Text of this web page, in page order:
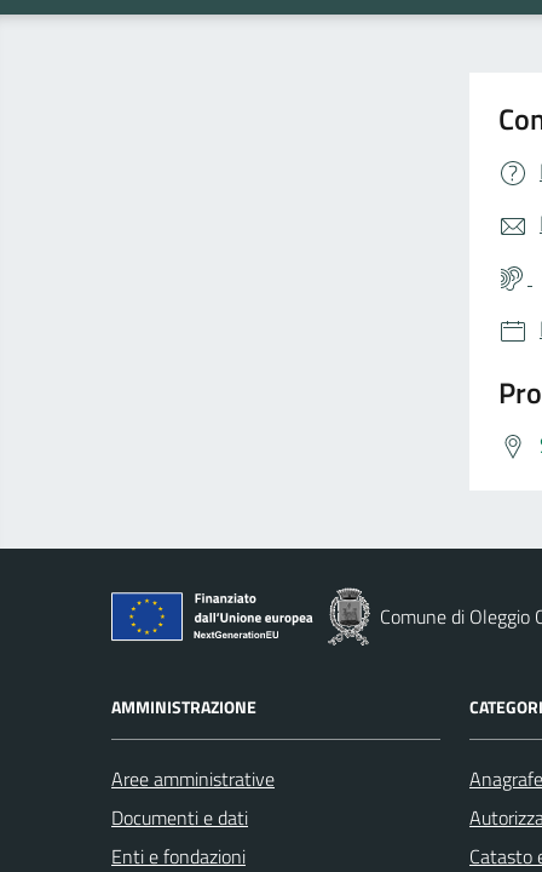
Comune di Oleggio
AMMINISTRAZIONE
Aree amministrative
Documenti e dati
Enti e fondazioni
Catasto